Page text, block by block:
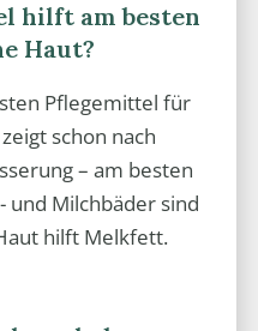
hilft am besten
Haut?
Pflegemittel für
schon nach
– am besten
und Milchbäder sind
hilft Melkfett.